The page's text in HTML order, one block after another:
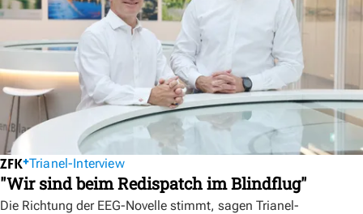
Trianel-Interview
"Wir sind beim Redispatch im Blindflug"
Die Richtung der EEG-Novelle stimmt, sagen Trianel-